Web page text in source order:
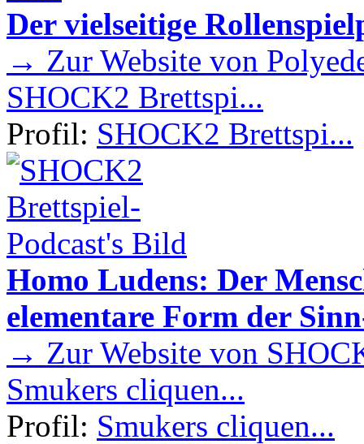
Der vielseitige
→ Zur Website von
SHOCK2 Brettspi...
Profil: SHOCK2 Brettspi...
Homo Ludens: Der
elementare Form der
→ Zur Website von
Smukers cliquen...
Profil: Smukers cliquen...